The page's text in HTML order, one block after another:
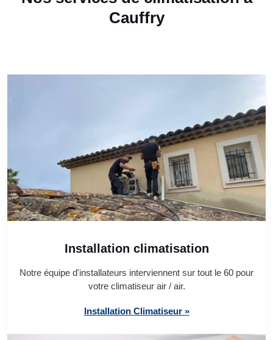
Cauffry
Installation climatisation
Notre équipe d'installateurs interviennent sur tout le 60 pour
votre climatiseur air / air.
Installation Climatiseur »